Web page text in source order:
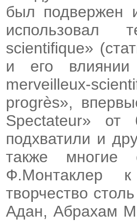
был подвержен
использовал
scientifique»
и его
merveilleux-
progrès»,
Spectateur» от
подхватили и
также многие
Ф.Монтаклер к
творчество
Адан, Абрахам